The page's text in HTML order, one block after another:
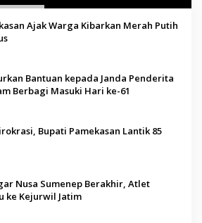
Ajak Warga Kibarkan Merah Putih
Bantuan kepada Janda Penderita
Berbagi Masuki Hari ke-61
Bupati Pamekasan Lantik 85
Nusa Sumenep Berakhir, Atlet
ke Kejurwil Jatim